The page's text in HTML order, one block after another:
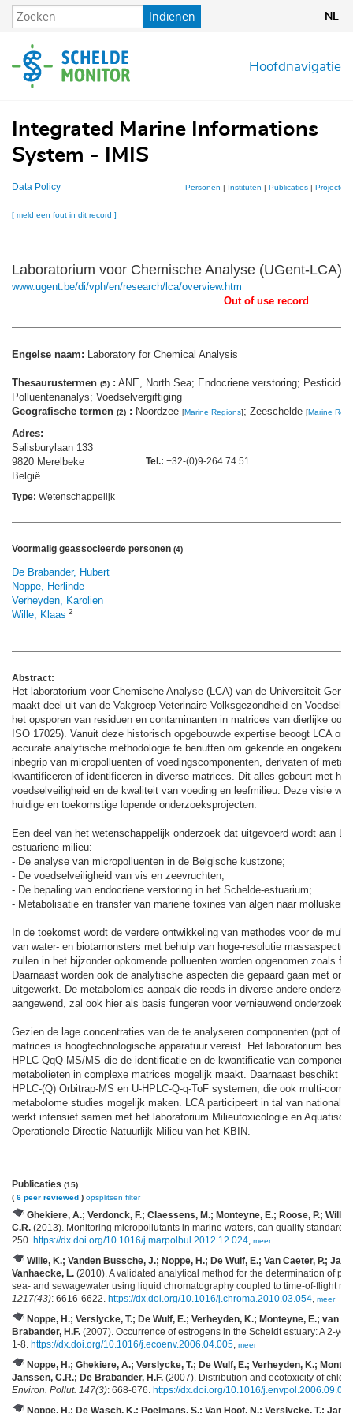
Overslaan
en
de
inhoud
Indienen NL
Hoofdnavigatie
Integrated Marine Informations
System - IMIS
Data Policy Personen | Instituten | Publicaties | Projecten
[ meld een fout in dit record ]
Laboratorium voor Chemische Analyse (UGent-LCA)
www.ugent.be/di/vph/en/research/lca/overview.htm
Out of use record
Engelse naam: Laboratory for Chemical Analysis
Thesaurustermen (5) : ANE, North Sea; Endocriene verstoring;
Polluentenanalys; Voedselvergiftiging
Geografische termen (2) : Noordzee [Marine Regions]; Zeeschelde [Marine
Adres:
Salisburylaan 133
9820 Merelbeke
België
Tel.: +32-(0)9-264 74 51
Type: Wetenschappelijk
Voormalig geassocieerde personen (4)
De Brabander, Hubert
Noppe, Herlinde
Verheyden, Karolien
Wille, Klaas 2
Abstract:
Het laboratorium voor Chemische Analyse (LCA) van de Universiteit Gent
maakt deel uit van de Vakgroep Veterinaire Volksgezondheid en
het opsporen van residuen en contaminanten in matrices van dierlijke
ISO 17025). Vanuit deze historisch opgebouwde expertise beoogt LCA
accurate analytische methodologie te benutten om gekende en
inbegrip van micropolluenten of voedingscomponenten, derivaten of
kwantificeren of identificeren in diverse matrices. Dit alles gebeurt met
voedselveiligheid en de kwaliteit van voeding en leefmilieu. Deze visie
huidige en toekomstige lopende onderzoeksprojecten.
Een deel van het wetenschappelijk onderzoek dat uitgevoerd wordt aan
estuariene milieu:
- De analyse van micropolluenten in de Belgische kustzone;
- De voedselveiligheid van vis en zeevruchten;
- De bepaling van endocriene verstoring in het Schelde-estuarium;
- Metabolisatie en transfer van mariene toxines van algen naar mollusken
In de toekomst wordt de verdere ontwikkeling van methodes voor de
van water- en biotamonsters met behulp van hoge-resolutie
zullen in het bijzonder opkomende polluenten worden opgenomen zoals
Daarnaast worden ook de analytische aspecten die gepaard gaan met
uitgewerkt. De metabolomics-aanpak die reeds in diverse andere
aangewend, zal ook hier als basis fungeren voor vernieuwend onderzoek.
Gezien de lage concentraties van de te analyseren componenten (ppt of
matrices is hoogtechnologische apparatuur vereist. Het laboratorium
HPLC-QqQ-MS/MS die de identificatie en de kwantificatie van
metabolieten in complexe matrices mogelijk maakt. Daarnaast beschikt
HPLC-(Q) Orbitrap-MS en U-HPLC-Q-q-ToF systemen, die ook multi-
metabolome studies mogelijk maken. LCA participeert in tal van nationale
werkt intensief samen met het laboratorium Milieutoxicologie en
Operationele Directie Natuurlijk Milieu van het KBIN.
Publicaties (15)
( 6 peer reviewed ) opsplitsen filter
Ghekiere, A.; Verdonck, F.; Claessens, M.; Monteyne, E.; Roose, P.;
C.R. (2013). Monitoring micropollutants in marine waters, can quality
250. https://dx.doi.org/10.1016/j.marpolbul.2012.12.024, meer
Wille, K.; Vanden Bussche, J.; Noppe, H.; De Wulf, E.; Van Caeter, P.;
Vanhaecke, L. (2010). A validated analytical method for the determination of
sea- and sewagewater using liquid chromatography coupled to time-of-flight
1217(43): 6616-6622. https://dx.doi.org/10.1016/j.chroma.2010.03.054, meer
Noppe, H.; Verslycke, T.; De Wulf, E.; Verheyden, K.; Monteyne, E.; van
Brabander, H.F. (2007). Occurrence of estrogens in the Scheldt estuary: A 2-
1-8. https://dx.doi.org/10.1016/j.ecoenv.2006.04.005, meer
Noppe, H.; Ghekiere, A.; Verslycke, T.; De Wulf, E.; Verheyden, K.;
Janssen, C.R.; De Brabander, H.F. (2007). Distribution and ecotoxicity of
Environ. Pollut. 147(3): 668-676. https://dx.doi.org/10.1016/j.envpol.2006.09.016
Noppe, H.; De Wasch, K.; Poelmans, S.; Van Hoof, N.; Verslycke, T.;